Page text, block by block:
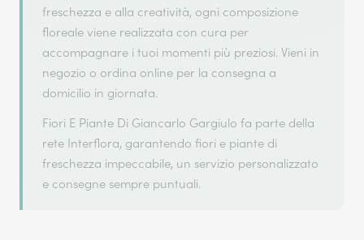
freschezza e alla creatività, ogni composizione
floreale viene realizzata con cura per
accompagnare i tuoi momenti più preziosi. Vieni in
negozio o ordina online per la consegna a
domicilio in giornata.
Fiori E Piante Di Giancarlo Gargiulo fa parte della
rete Interflora, garantendo fiori e piante di
freschezza impeccabile, un servizio personalizzato
e consegne sempre puntuali.